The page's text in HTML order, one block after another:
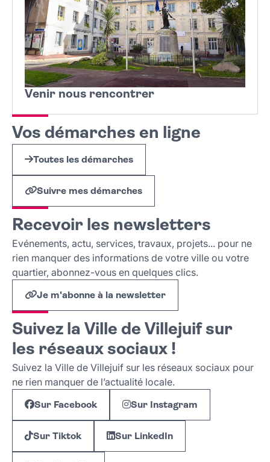
Venir nous rencontrer
Vos démarches en ligne
Toutes les démarches
Suivre mes démarches
Recevoir les newsletters
Evénements, actu, services, travaux, projets... pour ne
rien manquer des informations de votre ville ou votre
quartier, abonnez-vous en quelques clics.
Je m'abonne à la newsletter
Suivez la Ville de Villejuif sur
les réseaux sociaux !
Suivez la Ville de Villejuif sur les réseaux sociaux pour
ne rien manquer de l’actualité locale.
Sur Facebook Sur Instagram
Sur Tiktok Sur LinkedIn